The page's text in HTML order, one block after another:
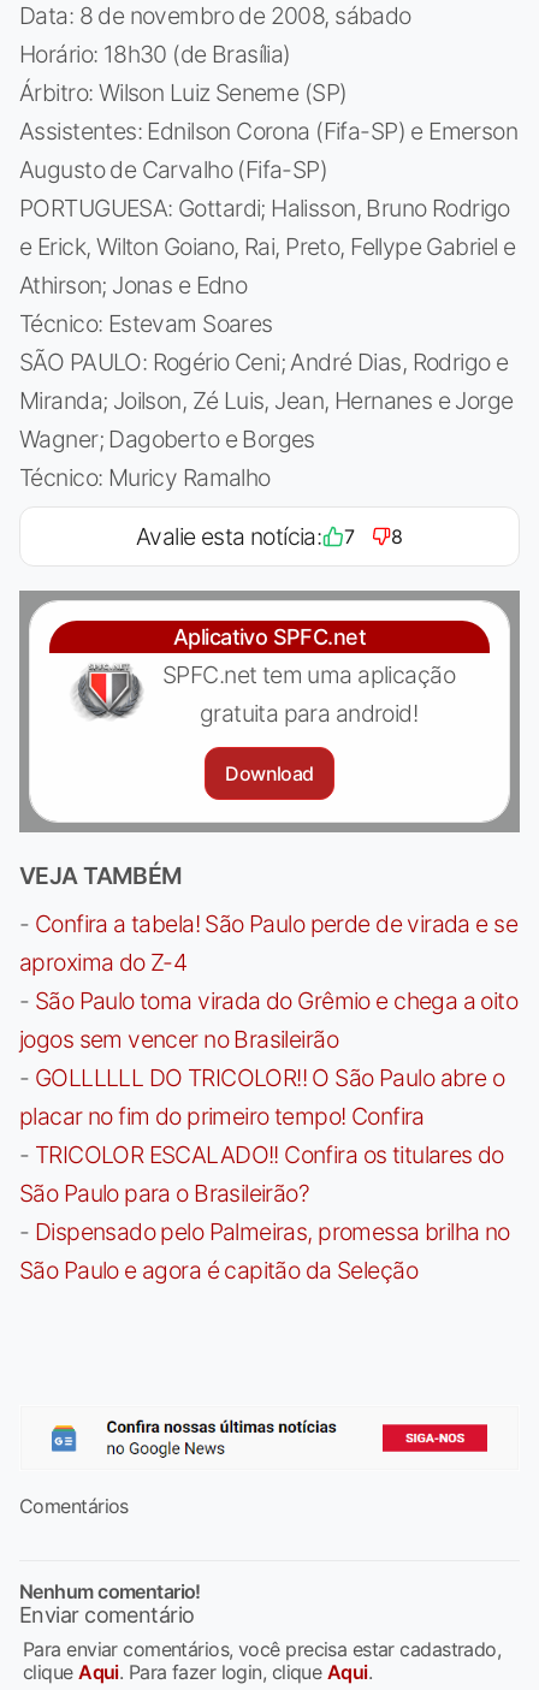
Data: 8 de novembro de 2008, sábado
Horário: 18h30 (de Brasília)
Árbitro: Wilson Luiz Seneme (SP)
Assistentes: Ednilson Corona (Fifa-SP) e Emerson
Augusto de Carvalho (Fifa-SP)
PORTUGUESA: Gottardi; Halisson, Bruno Rodrigo
e Erick, Wilton Goiano, Rai, Preto, Fellype Gabriel e
Athirson; Jonas e Edno
Técnico: Estevam Soares
SÃO PAULO: Rogério Ceni; André Dias, Rodrigo e
Miranda; Joilson, Zé Luis, Jean, Hernanes e Jorge
Wagner; Dagoberto e Borges
Técnico: Muricy Ramalho
Avalie esta notícia: 7 8
Aplicativo SPFC.net
SPFC.net tem uma aplicação
gratuita para android!
Download
VEJA TAMBÉM
- Confira a tabela! São Paulo perde de virada e se
aproxima do Z-4
- São Paulo toma virada do Grêmio e chega a oito
jogos sem vencer no Brasileirão
- GOLLLLLL DO TRICOLOR!! O São Paulo abre o
placar no fim do primeiro tempo! Confira
- TRICOLOR ESCALADO!! Confira os titulares do
São Paulo para o Brasileirão?
- Dispensado pelo Palmeiras, promessa brilha no
São Paulo e agora é capitão da Seleção
Comentários
Nenhum comentario!
Enviar comentário
Para enviar comentários, você precisa estar cadastrado,
cliqueAqui. Para fazer login, clique Aqui.